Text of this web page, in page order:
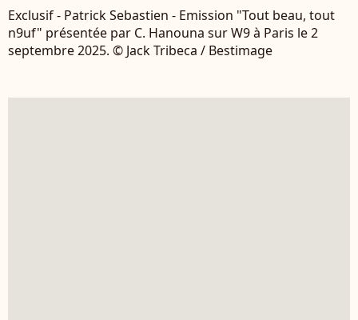
Exclusif - Patrick Sebastien - Emission "Tout beau, tout
n9uf" présentée par C. Hanouna sur W9 à Paris le 2
septembre 2025. © Jack Tribeca / Bestimage